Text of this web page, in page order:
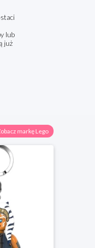
lub
już
markę Lego